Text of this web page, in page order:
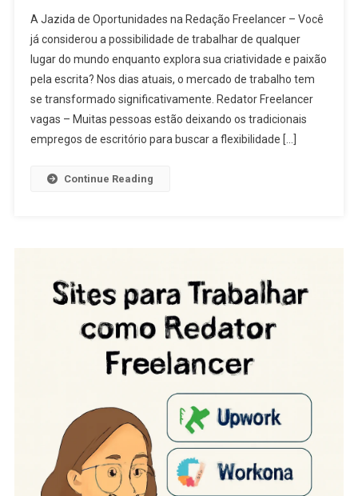
A Jazida de Oportunidades na Redação Freelancer – Você
já considerou a possibilidade de trabalhar de qualquer
lugar do mundo enquanto explora sua criatividade e paixão
pela escrita? Nos dias atuais, o mercado de trabalho tem
se transformado significativamente. Redator Freelancer
vagas – Muitas pessoas estão deixando os tradicionais
empregos de escritório para buscar a flexibilidade […]
Continue Reading